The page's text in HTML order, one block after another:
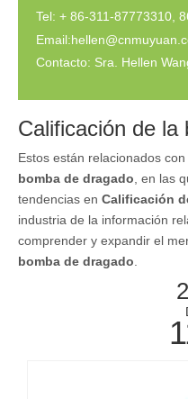
Tel: + 86-311-87773310,
Email:
Contacto: Sra. Hellen
Calificación de la
Estos están relacionados
bomba de dragado , en las
tendencias en Calificación
industria de la información
comprender y expandir el
bomba de dragado